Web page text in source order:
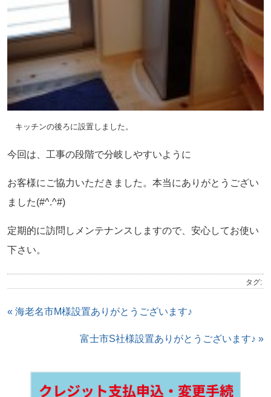
キッチンの後ろに設置しました。
今回は、工事の段階で分岐しやすいように
お客様にご協力いただきました。本当にありがとうござい
ました(#^.^#)
定期的に訪問しメンテナンスしますので、安心してお使い
下さい。
タグ:
« 海老名市M様設置ありがとうございます♪
富士市S社様設置ありがとうございます♪ »